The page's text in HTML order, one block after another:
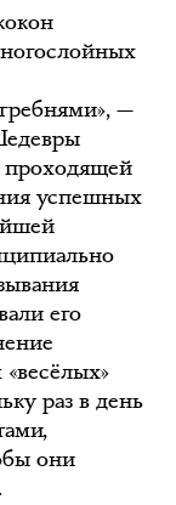
—
успешных
его
раз в день
они